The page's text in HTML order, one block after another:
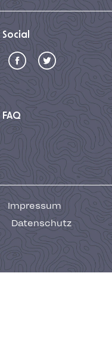
Social
FAQ
Impressum
Datenschutz